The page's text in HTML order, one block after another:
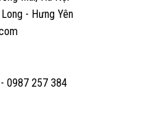
- Hưng Yên
- 0987 257 384